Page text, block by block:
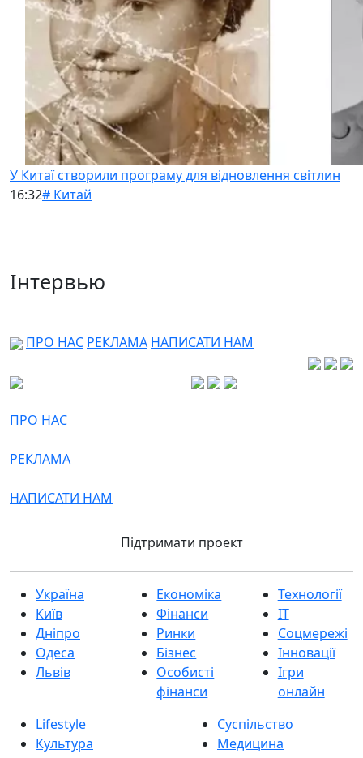
У Китаї створили програму для відновлення світлин
16:32# Китай
Інтервью
ПРО НАС РЕКЛАМА НАПИСАТИ НАМ
ПРО НАС
РЕКЛАМА
НАПИСАТИ НАМ
Підтримати проект
Україна
Київ
Дніпро
Одеса
Львів
Економіка
Фінанси
Ринки
Бізнес
Особисті
фінанси
Технології
IT
Соцмережі
Інновації
Ігри
онлайн
Lifestyle
Культура
Суспільство
Медицина